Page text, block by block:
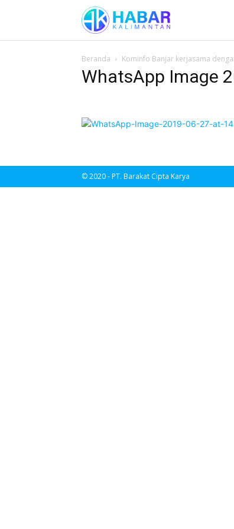
Beranda Kominfo Banjar kerjasama
WhatsApp Image
© 2020 - PT. Barakat Cipta Karya